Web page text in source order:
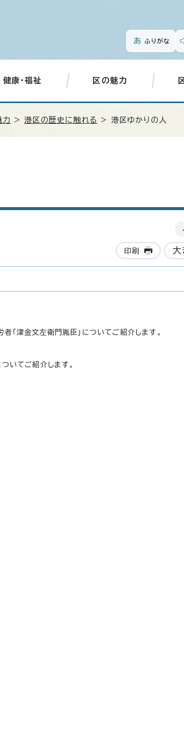
ふりがな
健康・福祉 区の魅力
力 >港区の歴史に触れる > 港区ゆかりの人
印刷 大
「津金文左衛門胤臣」についてご紹介します。
いてご紹介します。